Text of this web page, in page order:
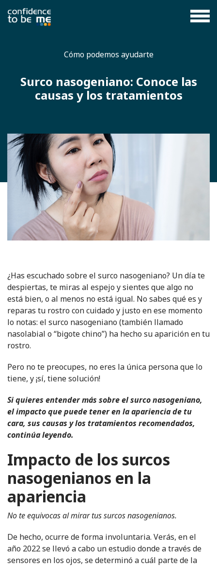
Cómo podemos ayudarte
Surco nasogeniano: Conoce las
causas y los tratamientos
¿Has escuchado sobre el surco nasogeniano? Un día te
despiertas, te miras al espejo y sientes que algo no
está bien, o al menos no está igual. No sabes qué es y
reparas tu rostro con cuidado y justo en ese momento
lo notas: el surco nasogeniano (también llamado
nasolabial o “bigote chino”) ha hecho su aparición en tu
rostro.
Pero no te preocupes, no eres la única persona que lo
tiene, y ¡sí, tiene solución!
Si quieres entender más sobre el surco nasogeniano,
el impacto que puede tener en la apariencia de tu
cara, sus causas y los tratamientos recomendados,
continúa leyendo.
Impacto de los surcos
nasogenianos en la
apariencia
No te equivocas al mirar tus surcos nasogenianos.
De hecho, ocurre de forma involuntaria. Verás, en el
año 2022se llevó a cabo un estudio donde a través de
sensores en los ojos, se determinó a cuál parte de la